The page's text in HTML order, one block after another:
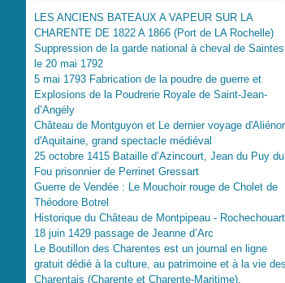
LES ANCIENS BATEAUX A VAPEUR SUR LA
CHARENTE DE 1822 A 1866 (Port de LA Rochelle)
Suppression de la garde national à cheval de Saintes
le 20 mai 1792
5 mai 1793 Fabrication de la poudre de guerre et
Explosions de la Poudrerie Royale de Saint-Jean-
d’Angély
Château de Montguyon et Le dernier voyage d'Aliénor
d'Aquitaine, grand spectacle médiéval
25 octobre 1415 Bataille d’Azincourt, Jean du Puy du
Fou prisonnier de Perrinet Gressart
Guerre de Vendée : Le Mouchoir rouge de Cholet de
Théodore Botrel
Historique du Château de Montpipeau -
18 juin 1429 passage de Jeanne d’Arc
Le Boutillon des Charentes est un journal en ligne
gratuit dédié à la culture, au patrimoine et à la vie des
Charentais (Charente et Charente-Maritime).